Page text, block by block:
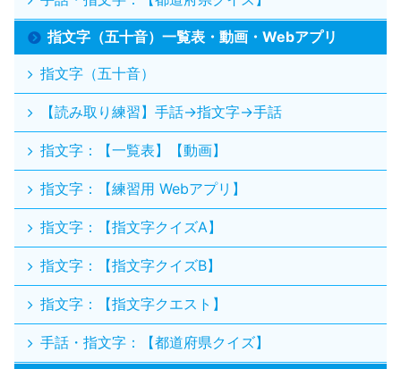
指文字（五十音）一覧表・動画・Webアプリ
指文字（五十音）
【読み取り練習】手話→指文字→手話
指文字：【一覧表】【動画】
指文字：【練習用 Webアプリ】
指文字：【指文字クイズA】
指文字：【指文字クイズB】
指文字：【指文字クエスト】
手話・指文字：【都道府県クイズ】